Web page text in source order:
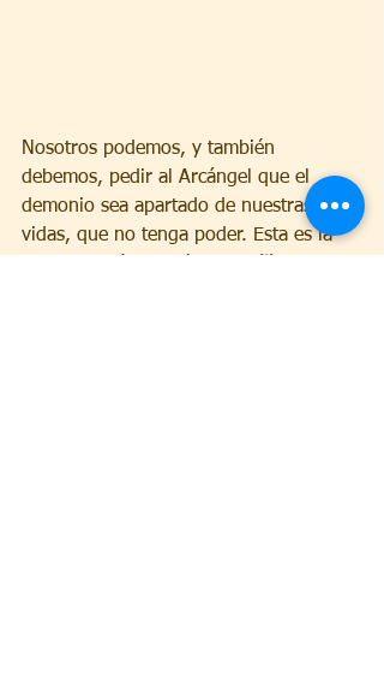
Nosotros podemos, y también
debemos, pedir al Arcángel que el
demonio sea apartado de nuestras
vidas, que no tenga poder. Esta es la